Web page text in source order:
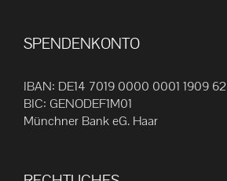
werden
SPENDENKONTO
IBAN: DE14 7019 0000 0001 1909 62
BIC: GENODEF1M01
Münchner Bank eG. Haar